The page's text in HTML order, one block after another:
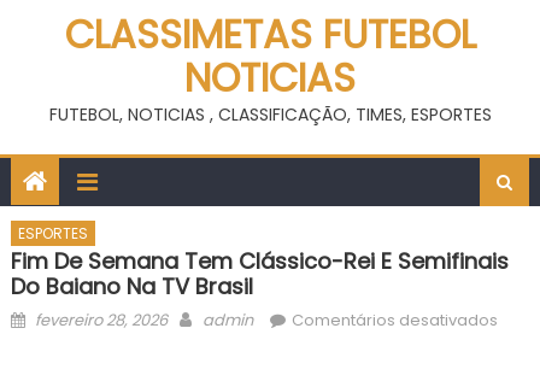
CLASSIMETAS FUTEBOL
NOTICIAS
FUTEBOL, NOTICIAS , CLASSIFICAÇÃO, TIMES, ESPORTES
ESPORTES
Fim De Semana Tem Clássico-Rei E Semifinais
Do Baiano Na TV Brasil
Posted
fevereiro 28, 2026 Author
admin Comentários desativadosem